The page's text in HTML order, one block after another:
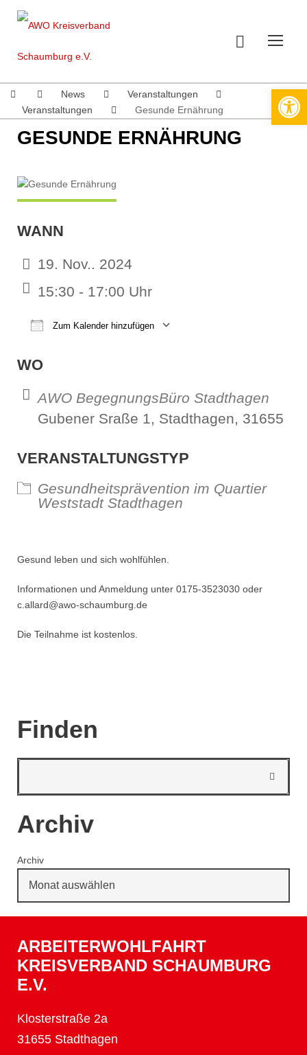
News
Veranstaltungen
Veranstaltungen
Gesunde Ernährung
GESUNDE ERNÄHRUNG
WANN
19. Nov.. 2024
15:30 - 17:00 Uhr
Zum Kalender hinzufügen
WO
AWO BegegnungsBüro Stadthagen
Gubener Sraße 1, Stadthagen, 31655
VERANSTALTUNGSTYP
Gesundheitsprävention im Quartier
Weststadt Stadthagen
Gesund leben und sich wohlfühlen.
Informationen und Anmeldung unter 0175-3523030 oder
c.allard@awo-schaumburg.de
Die Teilnahme ist kostenlos.
Finden
Archiv
Archiv
ARBEITERWOHLFAHRT
KREISVERBAND SCHAUMBURG
E.V.
Klosterstraße 2a
31655 Stadthagen
Werkzeugleiste öffnen